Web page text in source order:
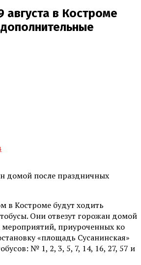
августа в Костроме
домой после праздничных
в Костроме будут ходить
Они отвезут горожан домой
приуроченных ко
«площадь Сусанинская»
№ 1, 2, 3, 5, 7, 14, 16, 27, 57 и